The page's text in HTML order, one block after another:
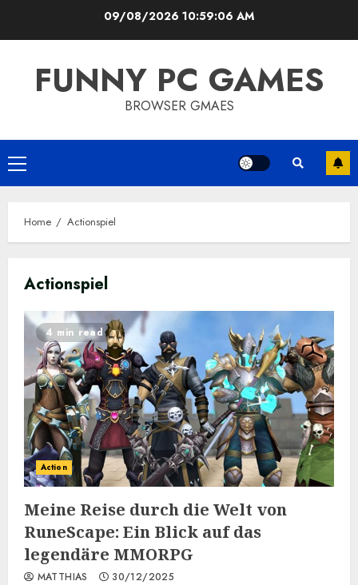
09/08/202610:59:07 AM
FUNNY PC GAMES
BROWSER GMAES
Primary
Menu
Home Actionspiel
Actionspiel
4 min read
Action
Meine Reise durch die Welt von
RuneScape: Ein Blick auf das
legendäre MMORPG
MATTHIAS 30/12/2025